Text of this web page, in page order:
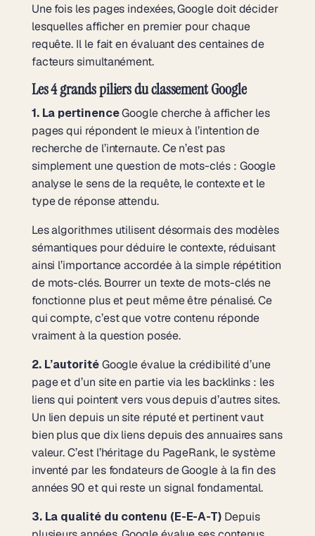
Une fois les pages indexées, Google doit décider
lesquelles afficher en premier pour chaque
requête. Il le fait en évaluant des centaines de
facteurs simultanément.
Les 4 grands piliers du classement Google
1. La pertinenceGoogle cherche à afficher les
pages qui répondent le mieux à l’intention de
recherche de l’internaute. Ce n’est pas
simplement une question de mots-clés : Google
analyse le sens de la requête, le contexte et le
type de réponse attendu.
Les algorithmes utilisent désormais des modèles
sémantiques pour déduire le contexte, réduisant
ainsi l’importance accordée à la simple répétition
de mots-clés. Bourrer un texte de mots-clés ne
fonctionne plus et peut même être pénalisé. Ce
qui compte, c’est que votre contenu réponde
vraiment à la question posée.
2. L’autoritéGoogle évalue la crédibilité d’une
page et d’un site en partie via les backlinks : les
liens qui pointent vers vous depuis d’autres sites.
Un lien depuis un site réputé et pertinent vaut
bien plus que dix liens depuis des annuaires sans
valeur. C’est l’héritage du PageRank, le système
inventé par les fondateurs de Google à la fin des
années 90 et qui reste un signal fondamental.
3. La qualité du contenu (E-E-A-T) Depuis